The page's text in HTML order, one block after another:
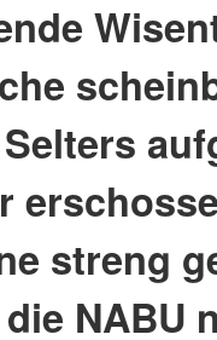
streng
NABU